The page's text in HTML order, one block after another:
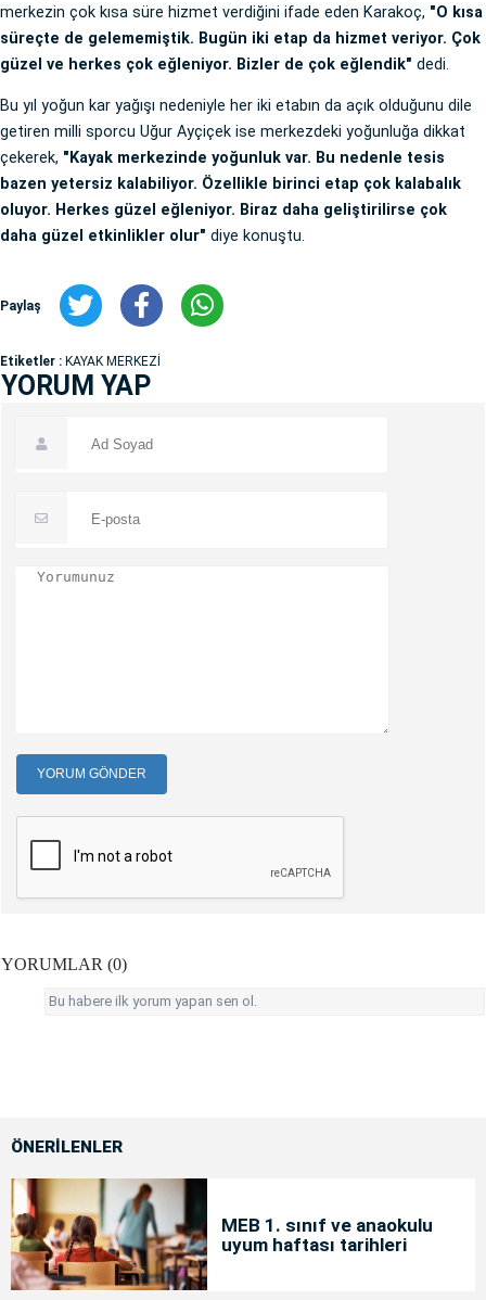
merkezin çok kısa süre hizmet verdiğini ifade eden Karakoç, "O kısa
süreçte de gelememiştik. Bugün iki etap da hizmet veriyor. Çok
güzel ve herkes çok eğleniyor. Bizler de çok eğlendik" dedi.
Bu yıl yoğun kar yağışı nedeniyle her iki etabın da açık olduğunu dile
getiren milli sporcu Uğur Ayçiçek ise merkezdeki yoğunluğa dikkat
çekerek, "Kayak merkezinde yoğunluk var. Bu nedenle tesis
bazen yetersiz kalabiliyor. Özellikle birinci etap çok kalabalık
oluyor. Herkes güzel eğleniyor. Biraz daha geliştirilirse çok
daha güzel etkinlikler olur" diye konuştu.
Paylaş
Etiketler : KAYAK MERKEZİ
YORUM YAP
YORUM GÖNDER
YORUMLAR (0)
Bu habere ilk yorum yapan sen ol.
ÖNERİLENLER
MEB 1. sınıf ve anaokulu
uyum haftası tarihleri